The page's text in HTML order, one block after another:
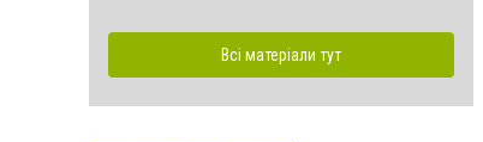
Всі матеріали тут